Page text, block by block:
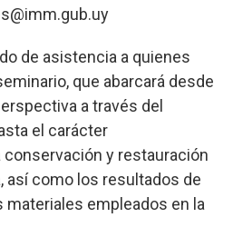
de asistencia a quienes
que abarcará desde
a través del
el carácter
y restauración
así como los resultados de
materiales empleados en la